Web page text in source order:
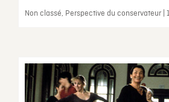
Non classé, Perspective du conservateur |